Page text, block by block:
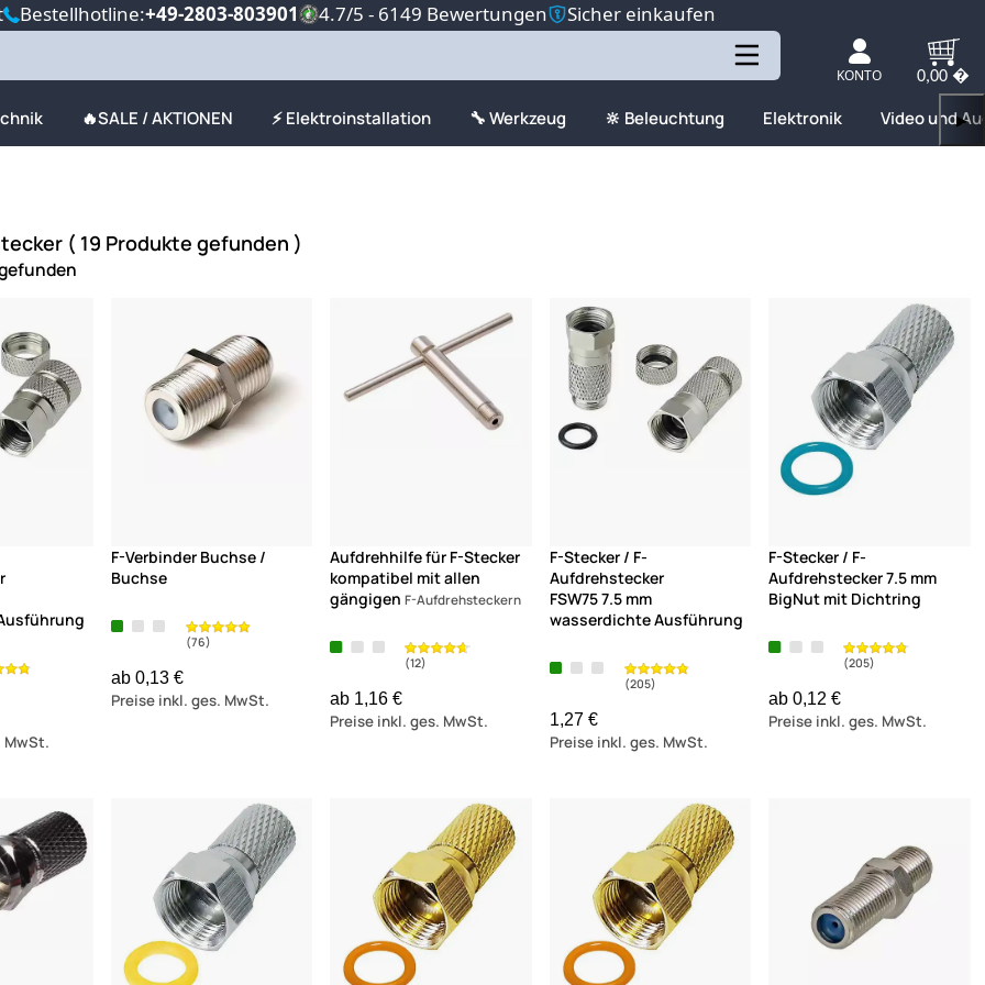
Bestellhotline:+49-2803-803901 4.7/5 - 6149 Bewertungen Sicher einkaufen
KONTO 0,00 �
🔥SALE / AKTIONEN ⚡ Elektroinstallation 🔧 Werkzeug 🔆 Beleuchtung Elektronik Video und▶
( 19 Produkte gefunden )
MwSt.
F-Verbinder Buchse /
Buchse
(76)
ab 0,13 €
Preise inkl. ges. MwSt.
Aufdrehhilfe für F-Stecker
kompatibel mit allen
gängigen F-Aufdrehsteckern
ab 1,16 €
Preise inkl. ges. MwSt.
F-Stecker / F-
Aufdrehstecker
FSW75 7.5 mm
wasserdichte Ausführung
1,27 €
Preise inkl. ges. MwSt.
F-Stecker / F-
Aufdrehstecker 7.5 mm
BigNut mit Dichtring
ab 0,12 €
Preise inkl. ges. MwSt.